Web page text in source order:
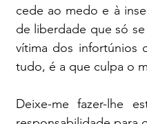
cede ao medo e à
de liberdade que só
vítima dos infortúnios
tudo, é a que culpa o
Deixe-me fazer-lhe